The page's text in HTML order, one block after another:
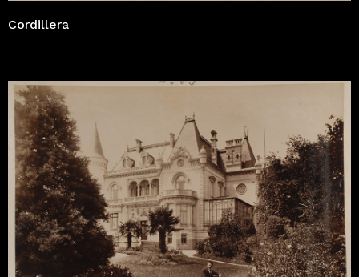
Cordillera